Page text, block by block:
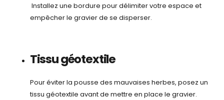
Installez une bordure pour délimiter votre espace et
empêcher le gravier de se disperser.
Tissu géotextile
Pour éviter la pousse des mauvaises herbes, posez un
tissu géotextile avant de mettre en place le gravier.